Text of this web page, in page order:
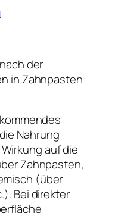
der
in Zahnpasten
Nahrung
auf die
Zahnpasten,
(über
Bei direkter